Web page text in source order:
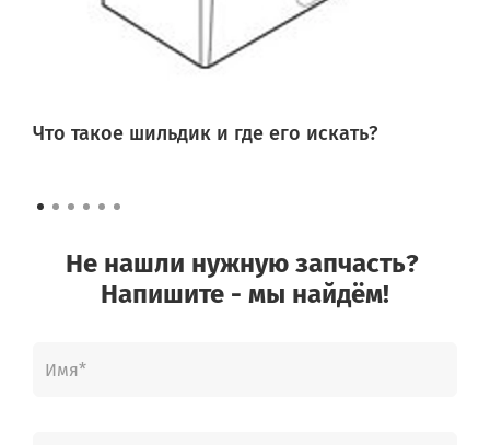
Что такое шильдик и где его искать?
Не нашли нужную запчасть?
Напишите - мы найдём!